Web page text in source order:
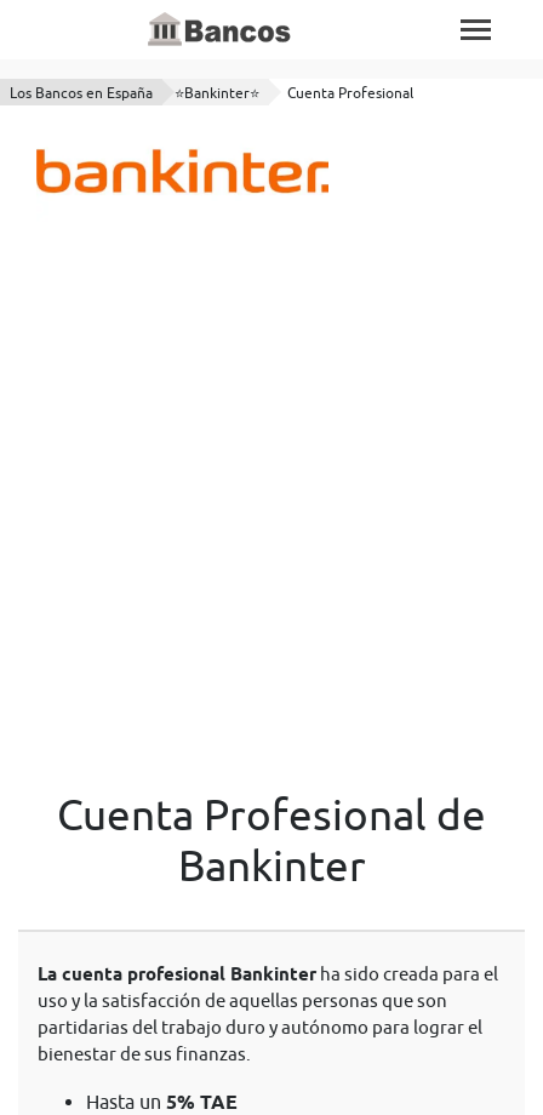
Los Bancos en España ⭐Bankinter⭐ Cuenta Profesional
Cuenta Profesional de
Bankinter
La cuenta profesional Bankinter ha sido creada para el
uso y la satisfacción de aquellas personas que son
partidarias del trabajo duro y autónomo para lograr el
bienestar de sus finanzas.
Hasta un 5% TAE